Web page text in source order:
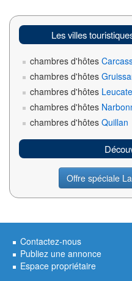
Les villes
chambres d'hôtes
chambres d'hôtes
chambres d'hôtes Leucate
chambres d'hôtes
chambres d'hôtes Quillan
Offre spéciale
Contactez-nous
Publiez une annonce
Espace propriétaire